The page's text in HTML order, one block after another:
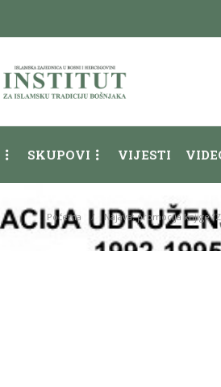
SKUPOVI VIJESTI
Početna Najava: promocija knjige